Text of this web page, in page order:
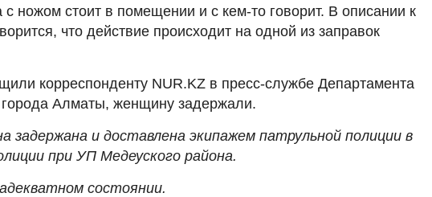
ножом стоит в помещении и с кем-то говорит. В описании к
что действие происходит на одной из заправок
корреспонденту NUR.KZ в пресс-службе Департамента
Алматы, женщину задержали.
задержана и доставлена экипажем патрульной полиции в
при УП Медеуского района.
состоянии.